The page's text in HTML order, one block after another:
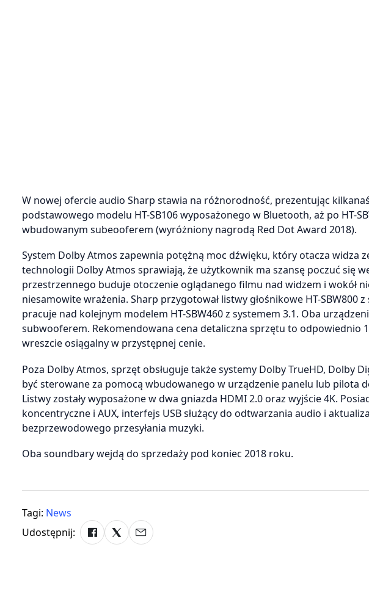
W nowej ofercie audio Sharp stawia na różnorodność, prezentując
podstawowego modelu HT-SB106 wyposażonego w Bluetooth, aż po HT-
wbudowanym subeooferem (wyróżniony nagrodą Red Dot Award 2018).
System Dolby Atmos zapewnia potężną moc dźwięku, który otacza widza
technologii Dolby Atmos sprawiają, że użytkownik ma szansę poczuć się
przestrzennego buduje otoczenie oglądanego filmu nad widzem i wokół
niesamowite wrażenia. Sharp przygotował listwy głośnikowe HT-SBW800
pracuje nad kolejnym modelem HT-SBW460 z systemem 3.1. Oba
subwooferem. Rekomendowana cena detaliczna sprzętu to odpowiednio
wreszcie osiągalny w przystępnej cenie.
Poza Dolby Atmos, sprzęt obsługuje także systemy Dolby TrueHD, Dolby
być sterowane za pomocą wbudowanego w urządzenie panelu lub pilota
Listwy zostały wyposażone w dwa gniazda HDMI 2.0 oraz wyjście 4K.
koncentryczne i AUX, interfejs USB służący do odtwarzania audio i
bezprzewodowego przesyłania muzyki.
Oba soundbary wejdą do sprzedaży pod koniec 2018 roku.
Tagi: News
Udostępnij: